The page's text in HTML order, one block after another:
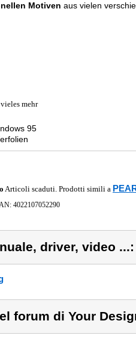
Motiven aus vielen
mehr
95
Articoli scaduti. Prodotti simili a
4022107052290
driver, video ...:
forum di Your